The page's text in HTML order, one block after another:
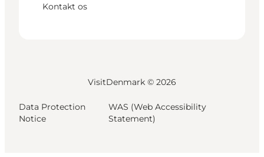
Kontakt os
VisitDenmark © 2026
Data Protection
Notice
WAS (Web Accessibility
Statement)